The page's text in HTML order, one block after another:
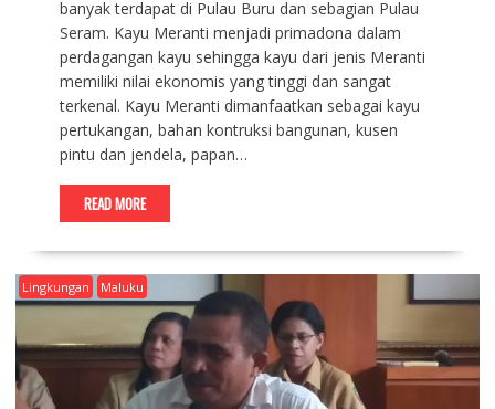
banyak terdapat di Pulau Buru dan sebagian Pulau
Seram. Kayu Meranti menjadi primadona dalam
perdagangan kayu sehingga kayu dari jenis Meranti
memiliki nilai ekonomis yang tinggi dan sangat
terkenal. Kayu Meranti dimanfaatkan sebagai kayu
pertukangan, bahan kontruksi bangunan, kusen
pintu dan jendela, papan…
READ MORE
Lingkungan Maluku